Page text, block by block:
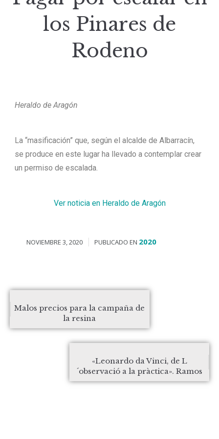
los Pinares de
Rodeno
Heraldo de Aragón
La “masificación” que, según el alcalde de Albarracín,
se produce en este lugar ha llevado a contemplar crear
un permiso de escalada.
Ver noticia en Heraldo de Aragón
NOVIEMBRE 3, 2020 PUBLICADO EN 2020
Malos precios para la campaña de
la resina
«Leonardo da Vinci, de L
´observació a la pràctica». Ramos